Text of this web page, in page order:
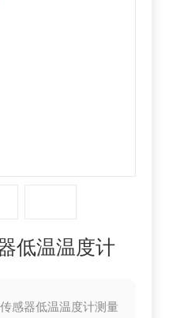
低温温度计
感器低温温度计测量